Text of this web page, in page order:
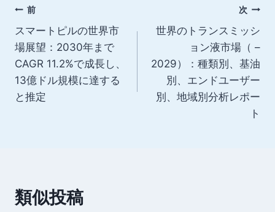
投
稿
ナ
ビ
ョ
前
スマートピルの世界市
場展望：2030年まで
CAGR 11.2%で成長し、
13億ドル規模に達する
と推定
次
世界のトランスミッシ
ョン液市場（ –
2029）：種類別、基油
別、エンドユーザー
別、地域別分析レポー
ト
類似投稿